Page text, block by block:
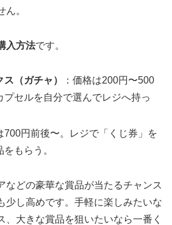
。
入方法です。
（ガチャ）
：価格は200円〜500
プセルを自分で選んでレジへ持っ
700円前後〜。レジで「くじ券」を
もらう。
などの豪華な賞品が当たるチャンス
少し高めです。 手軽に楽しみたいな
、大きな賞品を狙いたいなら一番く